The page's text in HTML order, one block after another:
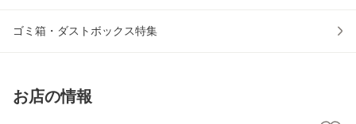
ゴミ箱・ダストボックス特集
お店の情報